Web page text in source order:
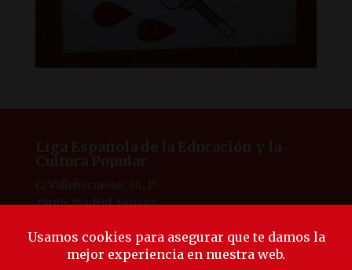
28015, Madrid, España
laliga@ligaeducacion.org